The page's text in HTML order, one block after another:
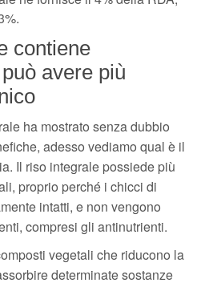
contiene
avere più
ha mostrato senza dubbio
adesso vediamo qual è il
Il riso integrale possiede più
proprio perché i chicci di
intatti, e non vengono
compresi gli antinutrienti.
vegetali che riducono la
determinate sostanze